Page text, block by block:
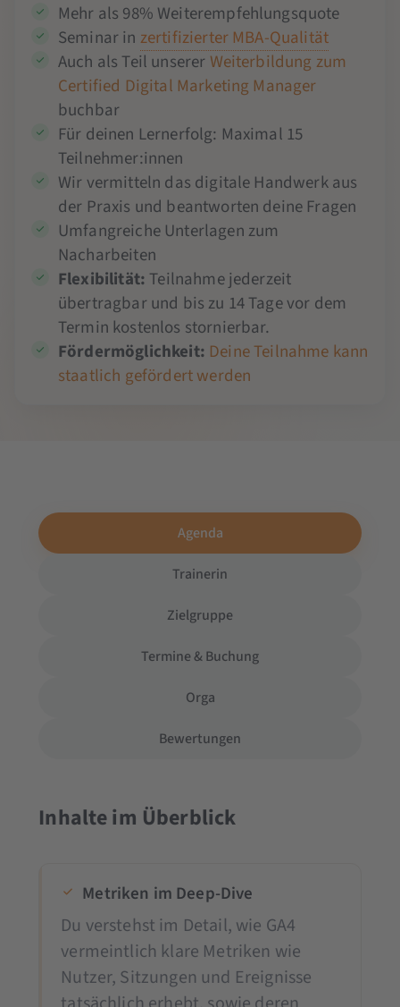
Mehr als 98% Weiterempfehlungsquote
Seminar in zertifizierter MBA-Qualität
Auch als Teil unsererWeiterbildung zum
Certified Digital Marketing Manager
buchbar
Für deinen Lernerfolg: Maximal 15
Teilnehmer:innen
Wir vermitteln das digitale Handwerk aus
der Praxis und beantworten deine Fragen
Umfangreiche Unterlagen zum
Nacharbeiten
Flexibilität:Teilnahme jederzeit
übertragbar und bis zu 14 Tage vor dem
Termin kostenlos stornierbar.
Fördermöglichkeit: Deine Teilnahme kann
staatlich gefördert werden
Agenda
Trainerin
Zielgruppe
Termine & Buchung
Orga
Bewertungen
Inhalte im Überblick
Metriken im Deep-Dive
Du verstehst im Detail, wie GA4
vermeintlich klare Metriken wie
Nutzer, Sitzungen und Ereignisse